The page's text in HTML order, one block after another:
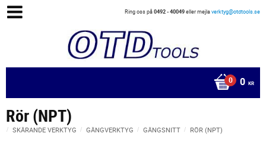
Ring oss på0492 - 40049eller mejlaverktyg@otdtools.se
0 KR
Rör (NPT)
SKÄRANDE VERKTYG GÄNGVERKTYG GÄNGSNITT RÖR (NPT)